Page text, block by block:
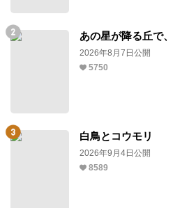
あの星が降る丘で
2026年8月7日公開
5750
白鳥とコウモリ
2026年9月4日公開
8589